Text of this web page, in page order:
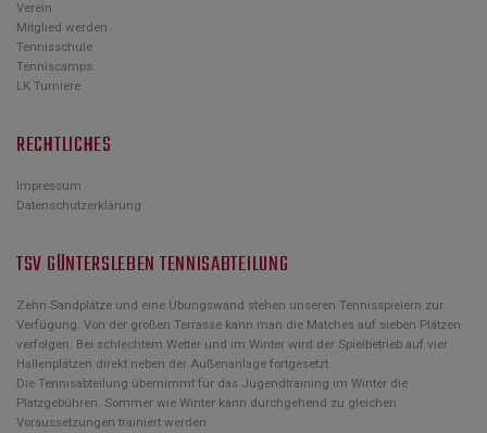
Verein
Mitglied werden
Tennisschule
Tenniscamps
LK Turniere
RECHTLICHES
Impressum
Datenschutzerklärung
TSV GÜNTERSLEBEN TENNISABTEILUNG
Zehn Sandplätze und eine Übungswand stehen unseren Tennisspielern zur
Verfügung. Von der großen Terrasse kann man die Matches auf sieben Plätzen
verfolgen. Bei schlechtem Wetter und im Winter wird der Spielbetrieb auf vier
Hallenplätzen direkt neben der Außenanlage fortgesetzt.
Die Tennisabteilung übernimmt für das Jugendtraining im Winter die
Platzgebühren. Sommer wie Winter kann durchgehend zu gleichen
Voraussetzungen trainiert werden.